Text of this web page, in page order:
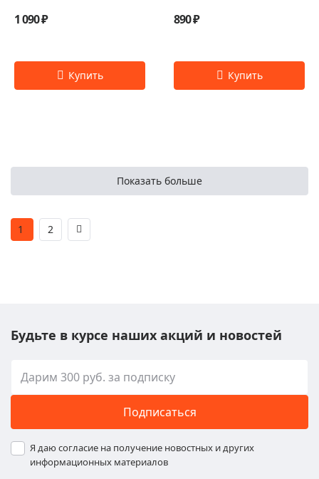
1 090 ₽ 890 ₽
Показать больше
1 2
Будьте в курсе наших акций и новостей
Подписаться
Я даю согласие на получение новостных и других
информационных материалов